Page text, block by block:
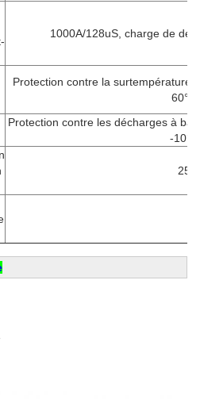
1000A/128uS, charge de
Protection contre la surtempérature
Protection contre les décharges à
-
25